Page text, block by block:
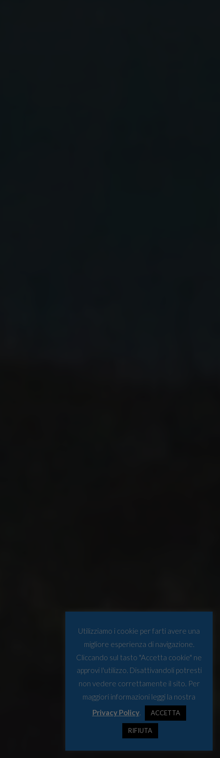
Utilizziamo i cookie per farti avere una
migliore esperienza di navigazione.
Cliccando sul tasto "Accetta cookie" ne
approvi l'utilizzo. Disattivandoli potresti
non vedere correttamente il sito. Per
maggiori informazioni leggi la nostra
Privacy Policy. ACCETTA
RIFIUTA